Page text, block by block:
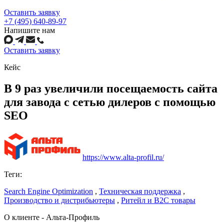
Оставить заявку
+7 (495) 640-89-97
Напишите нам
Оставить заявку
Кейс
В 9 раз увеличили посещаемость сайта
для завода с сетью дилеров с помощью
SEO
https://www.alta-profil.ru/
Теги:
Search Engine Optimization , Техническая поддержка ,
Производство и дистрибьютеры , Ритейл и B2C товары
О клиенте - Альта-Профиль